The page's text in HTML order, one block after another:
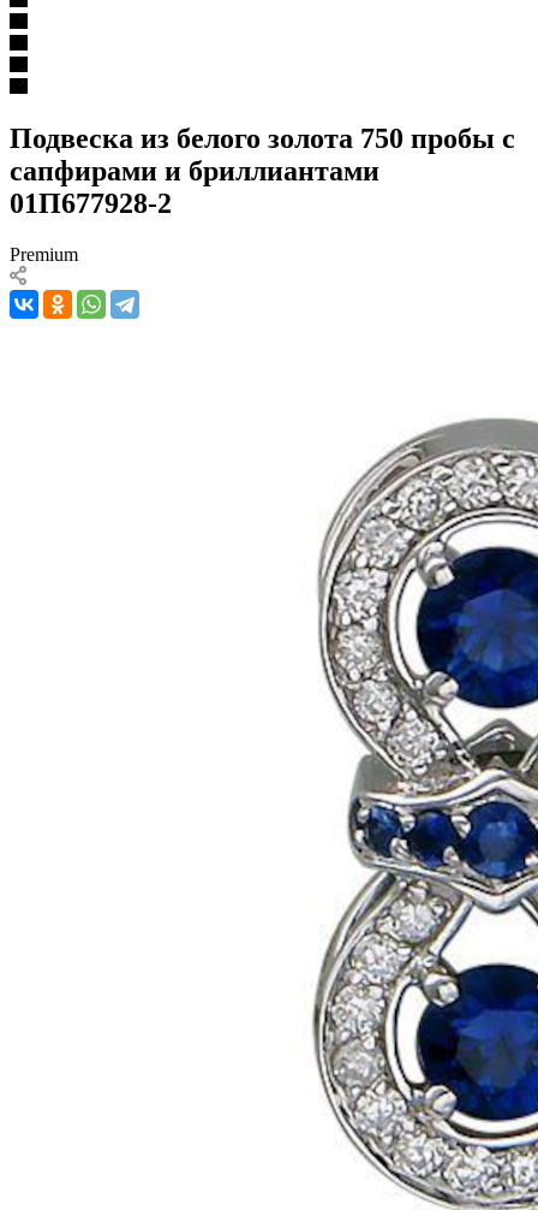
Подвеска из белого золота 750 пробы с
сапфирами и бриллиантами
01П677928-2
Premium